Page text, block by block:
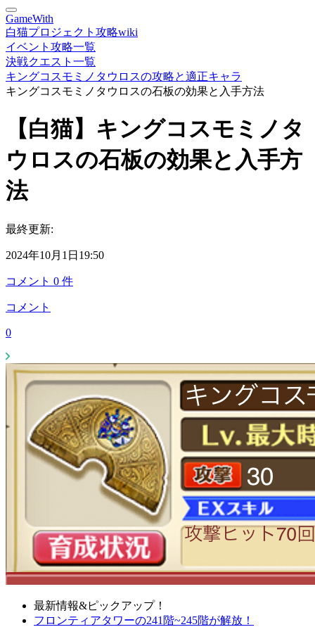
GameWith
白猫プロジェクト攻略wiki
イベント攻略一覧
決戦クエスト一覧
キングコスモミノタウロスの攻略と適正キャラ
キングコスモミノタウロスの石板の効果と入手方法
【白猫】キングコスモミノタ
ウロスの石板の効果と入手方
法
最終更新:
2024年10月1日19:50
コメント 0 件
コメント
0
最新情報&ピックアップ！
フロンティアタワーの241階~245階が解放！